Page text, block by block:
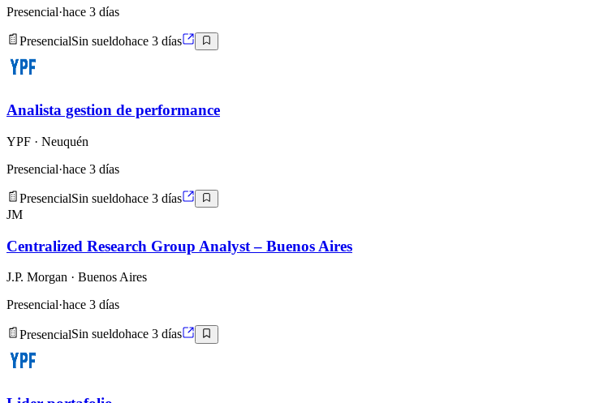
Presencial·hace 3 días
PresencialSin sueldohace 3 días
Analista gestion de performance
YPF · Neuquén
Presencial·hace 3 días
PresencialSin sueldohace 3 días
JM
Centralized Research Group Analyst – Buenos Aires
J.P. Morgan · Buenos Aires
Presencial·hace 3 días
PresencialSin sueldohace 3 días